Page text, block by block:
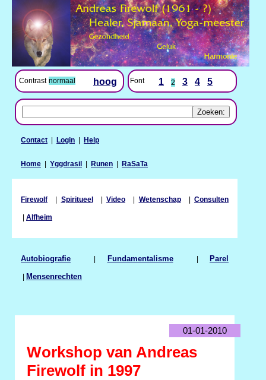
Contrast normaal hoog Font 1 2 3 4 5
Contact | Login | Help
Home | Yggdrasil | Runen | RaSaTa
Firewolf | Spiritueel| Video | Wetenschap| Consulten
| Alfheim
Autobiografie | Fundamentalisme| Parel
| Mensenrechten
01-01-2010
Workshop van Andreas
Firewolf in 1997